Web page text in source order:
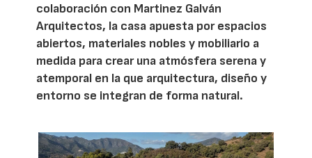
colaboración con Martinez Galván
Arquitectos, la casa apuesta por espacios
abiertos, materiales nobles y mobiliario a
medida para crear una atmósfera serena y
atemporal en la que arquitectura, diseño y
entorno se integran de forma natural.